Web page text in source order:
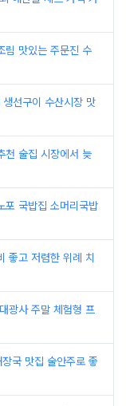
림 맛있는 주문진 수
선구이 수산시장 맛
천 술집 시장에서 늦
포 국밥집 소머리국밥
좋고 저렴한 위례 치
광사 주말 체험형 프
국 맛집 술안주로 좋